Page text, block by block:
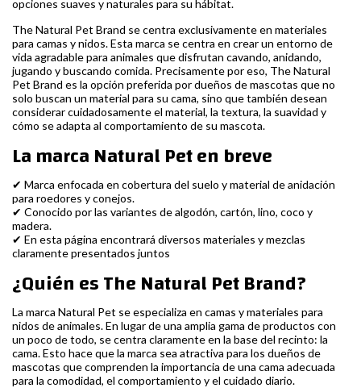
opciones suaves y naturales para su hábitat.
The Natural Pet Brand se centra exclusivamente en materiales
para camas y nidos. Esta marca se centra en crear un entorno de
vida agradable para animales que disfrutan cavando, anidando,
jugando y buscando comida. Precisamente por eso, The Natural
Pet Brand es la opción preferida por dueños de mascotas que no
solo buscan un material para su cama, sino que también desean
considerar cuidadosamente el material, la textura, la suavidad y
cómo se adapta al comportamiento de su mascota.
La marca Natural Pet en breve
✔ Marca enfocada en cobertura del suelo y material de anidación
para roedores y conejos.
✔ Conocido por las variantes de algodón, cartón, lino, coco y
madera.
✔ En esta página encontrará diversos materiales y mezclas
claramente presentados juntos
¿Quién es The Natural Pet Brand?
La marca Natural Pet se especializa en camas y materiales para
nidos de animales. En lugar de una amplia gama de productos con
un poco de todo, se centra claramente en la base del recinto: la
cama. Esto hace que la marca sea atractiva para los dueños de
mascotas que comprenden la importancia de una cama adecuada
para la comodidad, el comportamiento y el cuidado diario.